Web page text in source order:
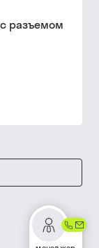
разъемом